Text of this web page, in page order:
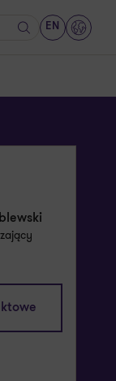
Szukaj
EN